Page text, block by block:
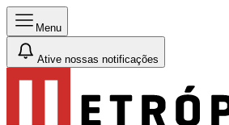
Menu
Ative nossas notificações